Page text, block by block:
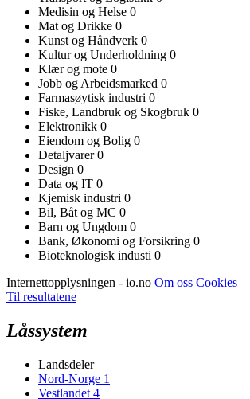
Medisin og Helse 0
Mat og Drikke 0
Kunst og Håndverk 0
Kultur og Underholdning 0
Klær og mote 0
Jobb og Arbeidsmarked 0
Farmasøytisk industri 0
Fiske, Landbruk og Skogbruk 0
Elektronikk 0
Eiendom og Bolig 0
Detaljvarer0
Design 0
Data og IT 0
Kjemisk industri 0
Bil, Båt og MC 0
Barn og Ungdom 0
Bank, Økonomi og Forsikring 0
Bioteknologisk industi 0
Internettopplysningen - io.no Om oss Cookies
Til resultatene
Låssystem
Landsdeler
Nord-Norge 1
Vestlandet 4